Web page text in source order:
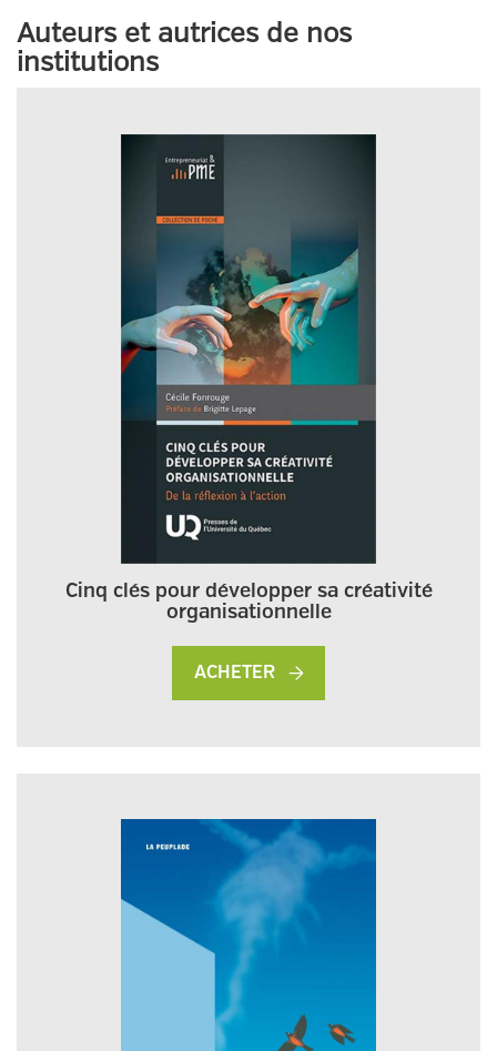
Auteurs et autrices de nos
institutions
Cinq clés pour développer sa créativité
organisationnelle
ACHETER